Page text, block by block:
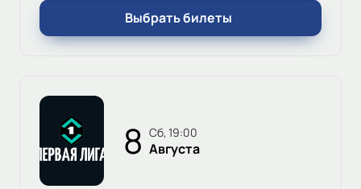
Выбрать билеты
8 сб, 19:00
Августа